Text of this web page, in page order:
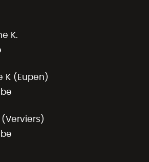
K.
K (Eupen)
(Verviers)